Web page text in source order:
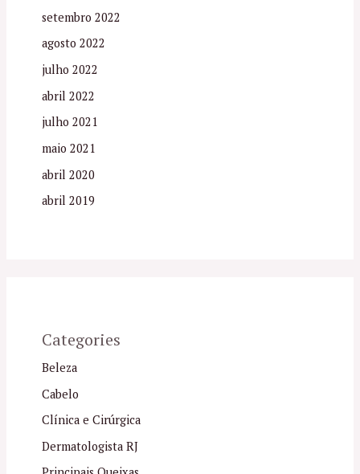
setembro 2022
agosto 2022
julho 2022
abril 2022
julho 2021
maio 2021
abril 2020
abril 2019
Categories
Beleza
Cabelo
Clínica e Cirúrgica
Dermatologista RJ